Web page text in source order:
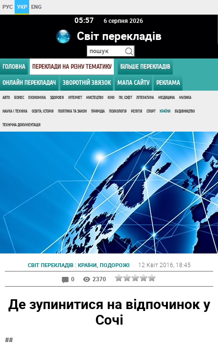
РУС УКР ENG
05:57 6 серпня 2026
Світ перекладів
ГОЛОВНА ПЕРЕКЛАДИ НА РІЗНУ ТЕМАТИКУ БІЛЬШЕ ПЕРЕКЛАДІВ
ОНЛАЙН ПЕРЕКЛАДАЧ ЗВОРОТНІЙ ЗВЯЗОК МАПА САЙТУ РЕКЛАМА
АВТО БІЗНЕС ЕКОНОМІКА ЗДОРОВ'Я ІНТЕРНЕТ МИСТЕЦТВО КІНО ПК, СОФТ ЛІТЕРАТУРА МЕДИЦИНА МУЗИКА
НАУКА І ТЕХНІКА ОСВІТА, ІСТОРІЯ ПОЛІТИКА ТА ЗАКОН ПРИРОДА ПСИХОЛОГІЯ РЕЛІГІЯ СПОРТ КРАЇНИ БУДІВНИЦТВО
ТЕХНІЧНА ДОКУМЕНТАЦІЯ
СВІТ ПЕРЕКЛАДІВ: КРАЇНИ, ПОДОРОЖІ 12 Квіт 2016 , 18:45
0
2370
Де зупинитися на відпочинок у
Сочі
##